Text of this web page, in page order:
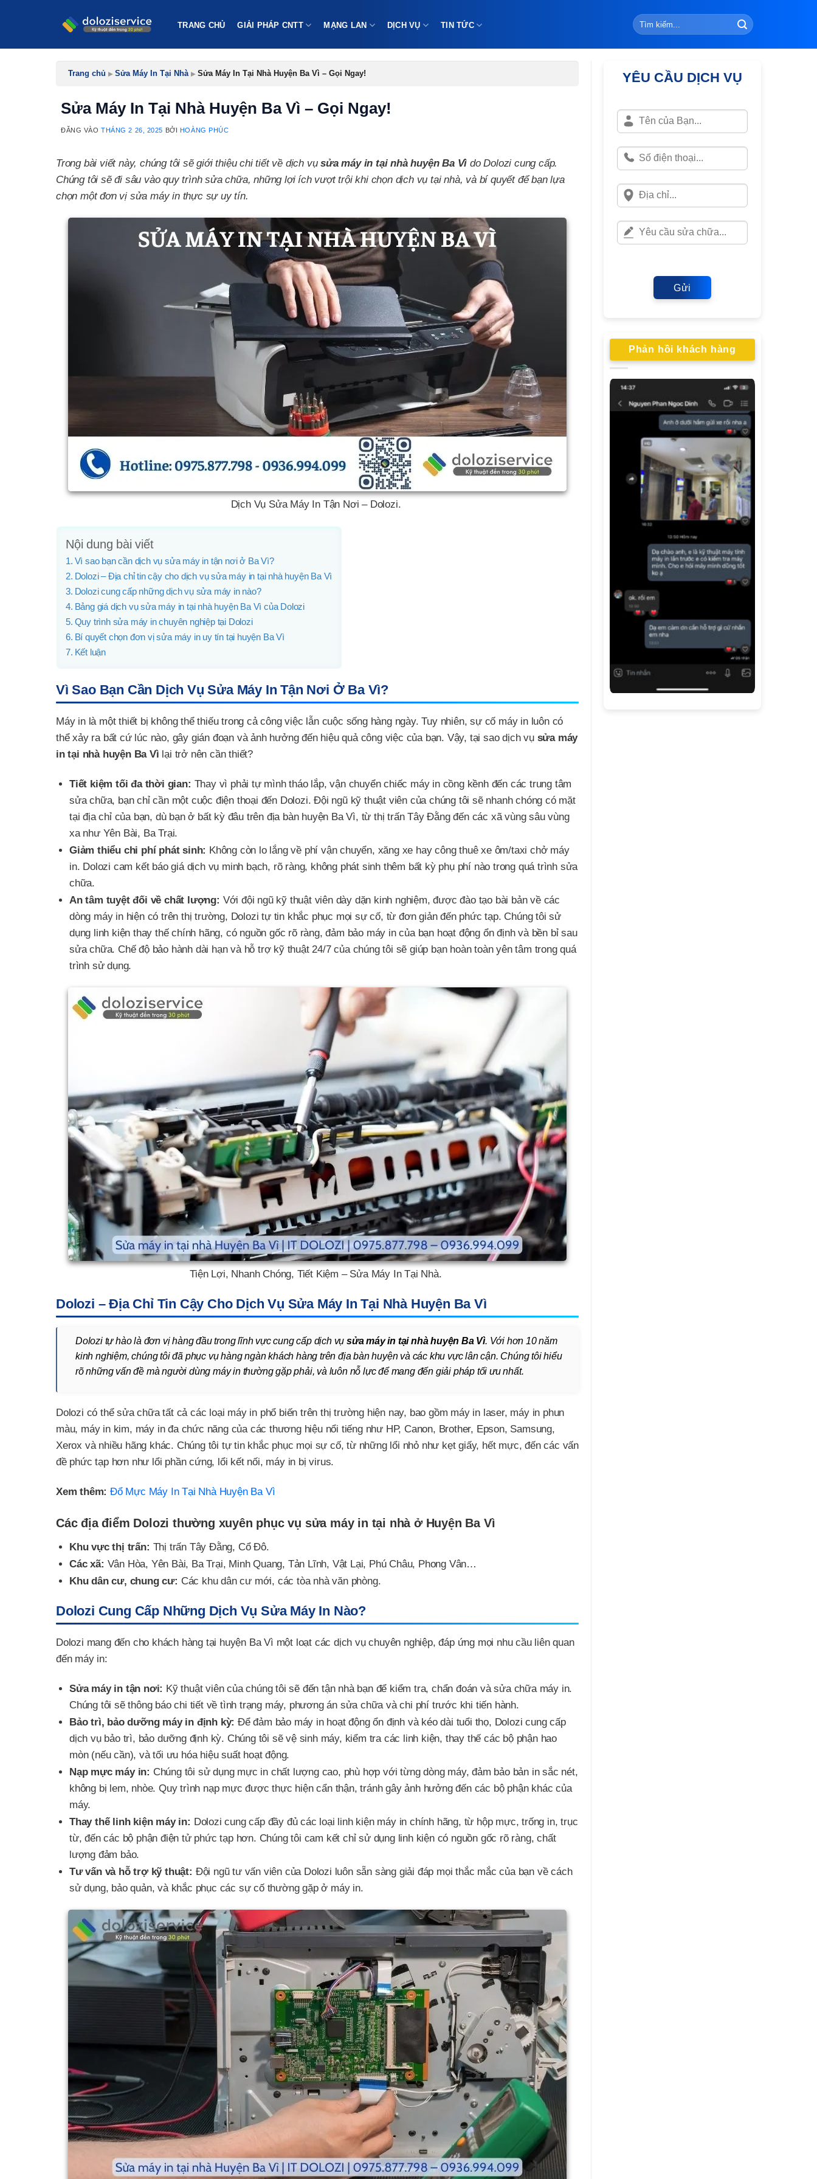
TRANG CHỦ GIẢI PHÁP CNTT MẠNG LAN DỊCH VỤ TIN TỨC
Trang chủ ▸ Sửa Máy In Tại Nhà▸ Sửa Máy In Tại Nhà Huyện Ba Vì – Gọi Ngay!
Sửa Máy In Tại Nhà Huyện Ba Vì – Gọi Ngay!
ĐĂNG VÀOTHÁNG 2 26, 2025 BỞI HOÀNG PHÚC
Trong bài viết này, chúng tôi sẽ giới thiệu chi tiết về dịch vụsửa máy in tại nhà huyện Ba Vì do Dolozi cung cấp.
Chúng tôi sẽ đi sâu vào quy trình sửa chữa, những lợi ích vượt trội khi chọn dịch vụ tại nhà, và bí quyết để bạn lựa
chọn một đơn vị sửa máy in thực sự uy tín.
Dịch Vụ Sửa Máy In Tận Nơi – Dolozi.
Nội dung bài viết
Vì sao bạn cần dịch vụ sửa máy in tận nơi ở Ba Vì?
Dolozi – Địa chỉ tin cậy cho dịch vụ sửa máy in tại nhà huyện Ba Vì
Dolozi cung cấp những dịch vụ sửa máy in nào?
Bảng giá dịch vụ sửa máy in tại nhà huyện Ba Vì của Dolozi
Quy trình sửa máy in chuyên nghiệp tại Dolozi
Bí quyết chọn đơn vị sửa máy in uy tín tại huyện Ba Vì
Kết luận
Vì Sao Bạn Cần Dịch Vụ Sửa Máy In Tận Nơi Ở Ba Vì?
Máy in là một thiết bị không thể thiếu trong cả công việc lẫn cuộc sống hàng ngày. Tuy nhiên, sự cố máy in luôn có
thể xảy ra bất cứ lúc nào, gây gián đoạn và ảnh hưởng đến hiệu quả công việc của bạn. Vậy, tại sao dịch vụ sửa máy
in tại nhà huyện Ba Vì lại trở nên cần thiết?
Tiết kiệm tối đa thời gian: Thay vì phải tự mình tháo lắp, vận chuyển chiếc máy in cồng kềnh đến các trung tâm
sửa chữa, bạn chỉ cần một cuộc điện thoại đến Dolozi. Đội ngũ kỹ thuật viên của chúng tôi sẽ nhanh chóng có mặt
tại địa chỉ của bạn, dù bạn ở bất kỳ đâu trên địa bàn huyện Ba Vì, từ thị trấn Tây Đằng đến các xã vùng sâu vùng
xa như Yên Bài, Ba Trại.
Giảm thiểu chi phí phát sinh: Không còn lo lắng về phí vận chuyển, xăng xe hay công thuê xe ôm/taxi chở máy
in. Dolozi cam kết báo giá dịch vụ minh bạch, rõ ràng, không phát sinh thêm bất kỳ phụ phí nào trong quá trình sửa
chữa.
An tâm tuyệt đối về chất lượng: Với đội ngũ kỹ thuật viên dày dặn kinh nghiệm, được đào tạo bài bản về các
dòng máy in hiện có trên thị trường, Dolozi tự tin khắc phục mọi sự cố, từ đơn giản đến phức tạp. Chúng tôi sử
dụng linh kiện thay thế chính hãng, có nguồn gốc rõ ràng, đảm bảo máy in của bạn hoạt động ổn định và bền bỉ sau
sửa chữa. Chế độ bảo hành dài hạn và hỗ trợ kỹ thuật 24/7 của chúng tôi sẽ giúp bạn hoàn toàn yên tâm trong quá
trình sử dụng.
Tiện Lợi, Nhanh Chóng, Tiết Kiệm – Sửa Máy In Tại Nhà.
Dolozi – Địa Chỉ Tin Cậy Cho Dịch Vụ Sửa Máy In Tại Nhà Huyện Ba Vì
Dolozi tự hào là đơn vị hàng đầu trong lĩnh vực cung cấp dịch vụ sửa máy in tại nhà huyện Ba Vì. Với hơn 10 năm
kinh nghiệm, chúng tôi đã phục vụ hàng ngàn khách hàng trên địa bàn huyện và các khu vực lân cận. Chúng tôi hiểu
rõ những vấn đề mà người dùng máy in thường gặp phải, và luôn nỗ lực để mang đến giải pháp tối ưu nhất.
Dolozi có thể sửa chữa tất cả các loại máy in phổ biến trên thị trường hiện nay, bao gồm máy in laser, máy in phun
màu, máy in kim, máy in đa chức năng của các thương hiệu nổi tiếng như HP, Canon, Brother, Epson, Samsung,
Xerox và nhiều hãng khác. Chúng tôi tự tin khắc phục mọi sự cố, từ những lổi nhỏ như kẹt giấy, hết mực, đến các vấn
đề phức tạp hơn như lổi phần cứng, lổi kết nối, máy in bị virus.
Xem thêm: Đổ Mực Máy In Tại Nhà Huyện Ba Vì
Các địa điểm Dolozi thường xuyên phục vụ sửa máy in tại nhà ở Huyện Ba Vì
Khu vực thị trấn: Thị trấn Tây Đằng, Cổ Đô.
Các xã: Vân Hòa, Yên Bài, Ba Trại, Minh Quang, Tản Lĩnh, Vật Lại, Phú Châu, Phong Vân…
Khu dân cư, chung cư: Các khu dân cư mới, các tòa nhà văn phòng.
Dolozi Cung Cấp Những Dịch Vụ Sửa Máy In Nào?
Dolozi mang đến cho khách hàng tại huyện Ba Vì một loạt các dịch vụ chuyên nghiệp, đáp ứng mọi nhu cầu liên quan
đến máy in:
Sửa máy in tận nơi: Kỹ thuật viên của chúng tôi sẽ đến tận nhà bạn để kiểm tra, chẩn đoán và sửa chữa máy in.
Chúng tôi sẽ thông báo chi tiết về tình trạng máy, phương án sửa chữa và chi phí trước khi tiến hành.
Bảo trì, bảo dưỡng máy in định kỳ: Để đảm bảo máy in hoạt động ổn định và kéo dài tuổi thọ, Dolozi cung cấp
dịch vụ bảo trì, bảo dưỡng định kỳ. Chúng tôi sẽ vệ sinh máy, kiểm tra các linh kiện, thay thế các bộ phận hao
mòn (nếu cần), và tối ưu hóa hiệu suất hoạt động.
Nạp mực máy in: Chúng tôi sử dụng mực in chất lượng cao, phù hợp với từng dòng máy, đảm bảo bản in sắc nét,
không bị lem, nhòe. Quy trình nạp mực được thực hiện cẩn thận, tránh gây ảnh hưởng đến các bộ phận khác của
máy.
Thay thế linh kiện máy in: Dolozi cung cấp đầy đủ các loại linh kiện máy in chính hãng, từ hộp mực, trống in, trục
từ, đến các bộ phận điện tử phức tạp hơn. Chúng tôi cam kết chỉ sử dụng linh kiện có nguồn gốc rõ ràng, chất
lượng đảm bảo.
Tư vấn và hỗ trợ kỹ thuật: Đội ngũ tư vấn viên của Dolozi luôn sẵn sàng giải đáp mọi thắc mắc của bạn về cách
sử dụng, bảo quản, và khắc phục các sự cố thường gặp ở máy in.
YÊU CẦU DỊCH VỤ
Gửi
Phản hồi khách hàng